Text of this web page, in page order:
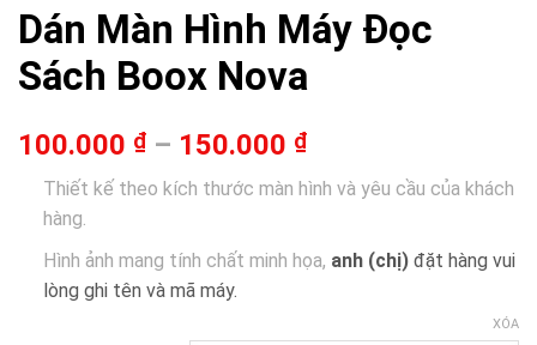
Dán Màn Hình Máy Đọc
Sách Boox Nova
100.000 ₫ – 150.000 ₫
Thiết kế theo kích thước màn hình và yêu cầu của khách
hàng.
Hình ảnh mang tính chất minh họa, anh (chị)đặt hàng vui
lòng ghi tên và mã máy.
XÓA